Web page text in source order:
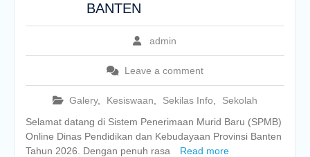
BANTEN
admin
Leave a comment
Galery, Kesiswaan Sekilas Info
Sekolah
Selamat datang di Sistem Penerimaan Murid Baru (SPMB)
Online Dinas Pendidikan dan Kebudayaan Provinsi Banten
Tahun 2026. Dengan penuh rasa
Read more